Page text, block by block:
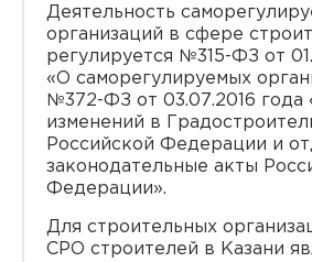
Деятельность
организаций в сфере
регулируется №315-ФЗ от
«О саморегулируемых
№372-ФЗ от 03.07.2016 года
изменений в
Российской Федерации и
законодательные акты
Федерации».
Для строительных
СРО строителей в Казани